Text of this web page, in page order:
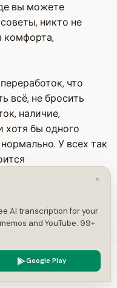
вы можете
никто не
комфорта,
что
всё, не бросить
наличие,
хотя бы одного
У всех так
продолжать, когда
здесь сейчас,
финансовое
у нас на глазах.
когда человек
зарплаты. У него
×
AI transcription for your
and YouTube. 99+
Google Play